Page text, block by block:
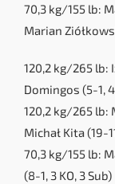
70,3 kg/155 lb:
Marian
120,2 kg/265 lb:
Domingos (5-1, 4
120,2 kg/265 lb:
Michał Kita (19-
70,3 kg/155 lb:
(8-1, 3 KO, 3 Sub)